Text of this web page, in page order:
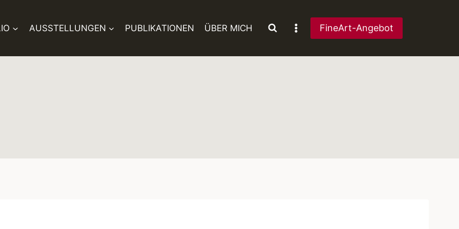
AUSSTELLUNGEN PUBLIKATIONEN ÜBER MICH FineArt-Angebot